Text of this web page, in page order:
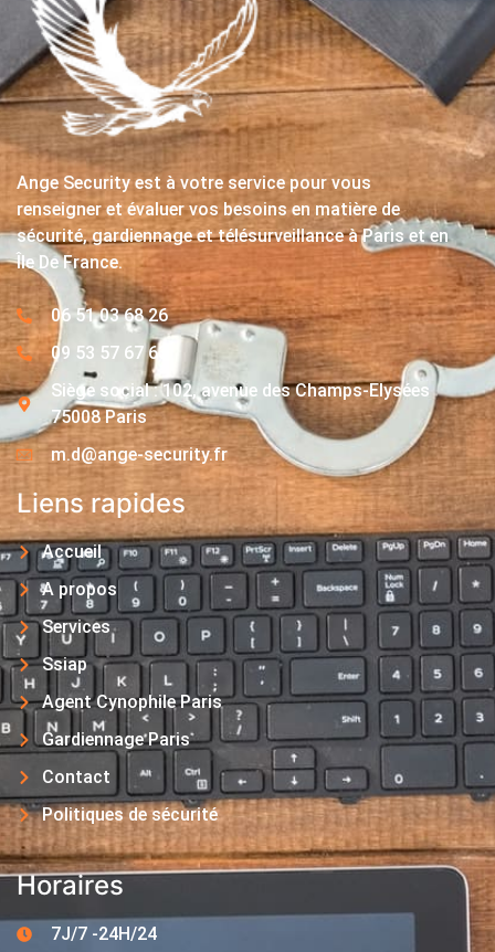
Ange Security est à votre service pour vous
renseigner et évaluer vos besoins en matière de
sécurité, gardiennage et télésurveillance à Paris et en
Île De France.
06 51 03 68 26
09 53 57 67 63
Siège social : 102, avenue des Champs-Elysées
75008 Paris
m.d@ange-security.fr
Liens rapides
Accueil
A propos
Services
Ssiap
Agent Cynophile Paris
Gardiennage Paris
Contact
Politiques de sécurité
Horaires
7J/7 -24H/24